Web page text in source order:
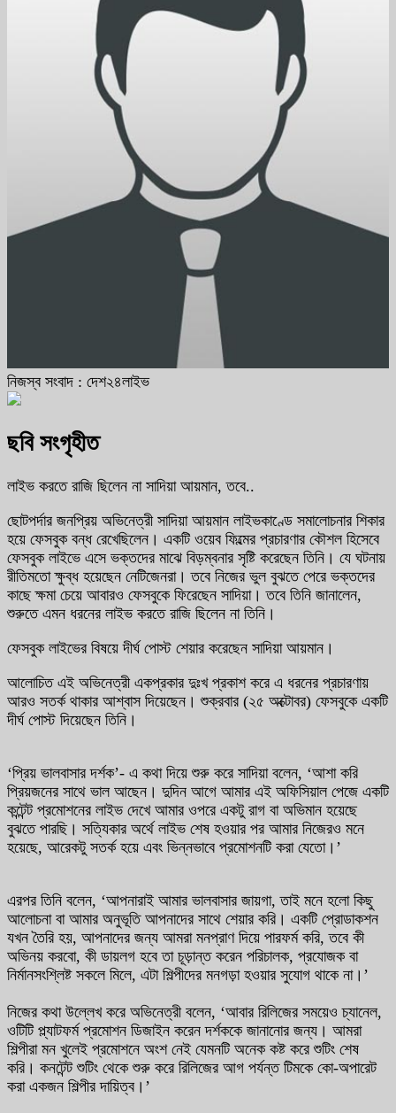
নিজস্ব সংবাদ : দেশ২৪লাইভ
ছবি সংগৃহীত
লাইভ করতে রাজি ছিলেন না সাদিয়া আয়মান, তবে..
ছোটপর্দার জনপ্রিয় অভিনেত্রী সাদিয়া আয়মান লাইভকাণ্ডে সমালোচনার শিকার
হয়ে ফেসবুক বন্ধ রেখেছিলেন। একটি ওয়েব ফিল্মের প্রচারণার কৌশল হিসেবে
ফেসবুক লাইভে এসে ভক্তদের মাঝে বিড়ম্বনার সৃষ্টি করেছেন তিনি। যে ঘটনায়
রীতিমতো ক্ষুব্ধ হয়েছেন নেটিজেনরা। তবে নিজের ভুল বুঝতে পেরে ভক্তদের
কাছে ক্ষমা চেয়ে আবারও ফেসবুকে ফিরেছেন সাদিয়া। তবে তিনি জানালেন,
শুরুতে এমন ধরনের লাইভ করতে রাজি ছিলেন না তিনি।
ফেসবুক লাইভের বিষয়ে দীর্ঘ পোস্ট শেয়ার করেছেন সাদিয়া আয়মান।
আলোচিত এই অভিনেত্রী একপ্রকার দুঃখ প্রকাশ করে এ ধরনের প্রচারণায়
আরও সতর্ক থাকার আশ্বাস দিয়েছেন। শুক্রবার (২৫ অক্টোবর) ফেসবুকে একটি
দীর্ঘ পোস্ট দিয়েছেন তিনি।
‘প্রিয় ভালবাসার দর্শক’- এ কথা দিয়ে শুরু করে সাদিয়া বলেন, ‘আশা করি
প্রিয়জনের সাথে ভাল আছেন। দুদিন আগে আমার এই অফিসিয়াল পেজে একটি
কন্টেন্ট প্রমোশনের লাইভ দেখে আমার ওপরে একটু রাগ বা অভিমান হয়েছে
বুঝতে পারছি। সত্যিকার অর্থে লাইভ শেষ হওয়ার পর আমার নিজেরও মনে
হয়েছে, আরেকটু সতর্ক হয়ে এবং ভিন্নভাবে প্রমোশনটি করা যেতো।’
এরপর তিনি বলেন, ‘আপনারাই আমার ভালবাসার জায়গা, তাই মনে হলো কিছু
আলোচনা বা আমার অনুভূতি আপনাদের সাথে শেয়ার করি। একটি প্রোডাকশন
যখন তৈরি হয়, আপনাদের জন্য আমরা মনপ্রাণ দিয়ে পারফর্ম করি, তবে কী
অভিনয় করবো, কী ডায়লগ হবে তা চূড়ান্ত করেন পরিচালক, প্রযোজক বা
নির্মানসংশ্লিষ্ট সকলে মিলে, এটা শিল্পীদের মনগড়া হওয়ার সুযোগ থাকে না।’
নিজের কথা উল্লেখ করে অভিনেত্রী বলেন, ‘আবার রিলিজের সময়েও চ্যানেল,
ওটিটি প্ল্যাটফর্ম প্রমোশন ডিজাইন করেন দর্শককে জানানোর জন্য। আমরা
শিল্পীরা মন খুলেই প্রমোশনে অংশ নেই যেমনটি অনেক কষ্ট করে শুটিং শেষ
করি। কনটেন্ট শুটিং থেকে শুরু করে রিলিজের আগ পর্যন্ত টিমকে কো-অপারেট
করা একজন শিল্পীর দায়িত্ব।’